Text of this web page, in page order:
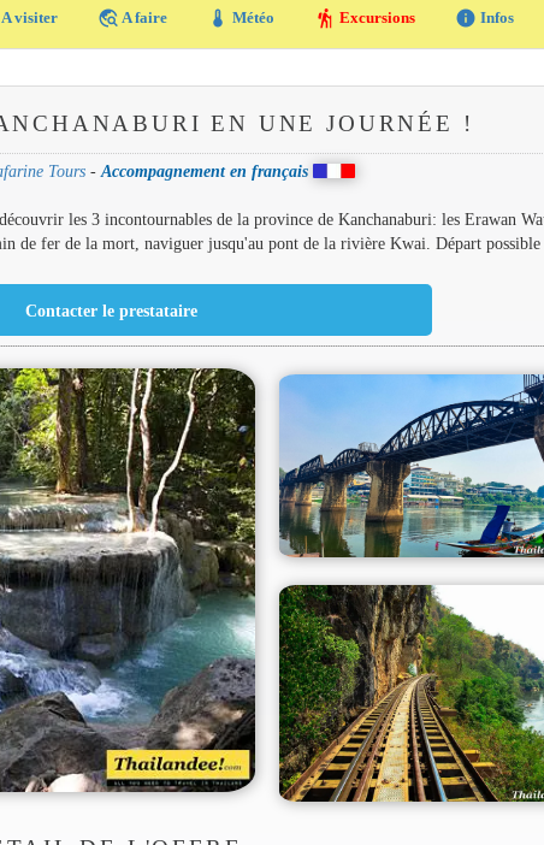
A visiter travel_explore A faire thermostat Météo hiking Excursions info Infos
EN UNE JOURNÉE !
Tours- Accompagnement en français
les 3 incontournables de la province de Kanchanaburi: les Erawan
de fer de la mort, naviguer jusqu'au pont de la rivière Kwai. Départ possible
Contacter le prestataire